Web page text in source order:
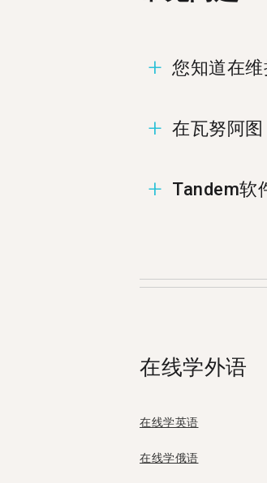
您知道在
在维拉港有
在瓦努阿
您可以在
Tandem软
在线学外语
在线学英语
在线学俄语